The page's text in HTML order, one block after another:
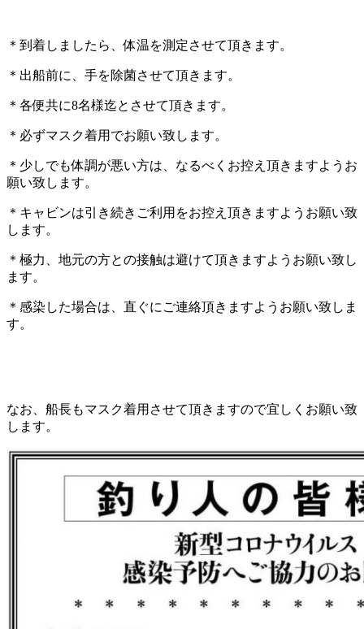
＊到着しましたら、体温を測定させて頂きます。
＊出船前に、手を除菌させて頂きます。
＊各便共に8名様迄とさせて頂きます。
＊必ずマスク着用でお願い致します。
＊少しでも体調が悪い方は、なるべくお控え頂きますようお
願い致します。
＊キャビンは引き続きご利用をお控え頂きますようお願い致
します。
＊極力、地元の方との接触は避けて頂きますようお願い致し
ます。
＊感染した場合は、直ぐにご連絡頂きますようお願い致しま
す。
なお、船長もマスク着用させて頂きますので宜しくお願い致
します。